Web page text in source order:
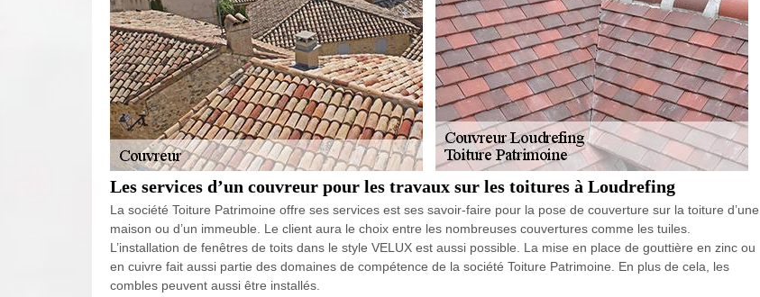
Les services d’un couvreur pour les travaux sur les toitures à Loudrefing
La société Toiture Patrimoine offre ses services est ses savoir-faire pour la pose de couverture sur la toiture d’une
maison ou d’un immeuble. Le client aura le choix entre les nombreuses couvertures comme les tuiles.
L’installation de fenêtres de toits dans le style VELUX est aussi possible. La mise en place de gouttière en zinc ou
en cuivre fait aussi partie des domaines de compétence de la société Toiture Patrimoine. En plus de cela, les
combles peuvent aussi être installés.